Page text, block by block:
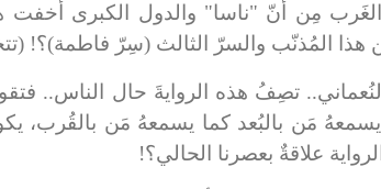
مِن أنّ "ناسا" والدول الكبرى أخفت
هذا المُذنّب والسرّ الثالث (سِرّ فاطمة)؟!
غَيبة النُعماني.. تصِفُ هذه الروايةَ حال
يسمعهُ مَن بالبُعد كما يسمعهُ مَن بالقُرب،
علاقةٌ بعصرنا الحالي؟!